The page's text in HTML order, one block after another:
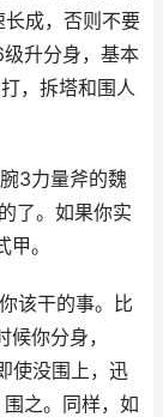
成，否则不要
升分身，基本
，拆塔和围人
3力量斧的魏
了。如果你实
。
该干的事。比
你分身，
使没围上，迅
之。同样，如